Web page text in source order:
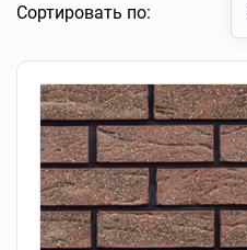
Сортировать по: